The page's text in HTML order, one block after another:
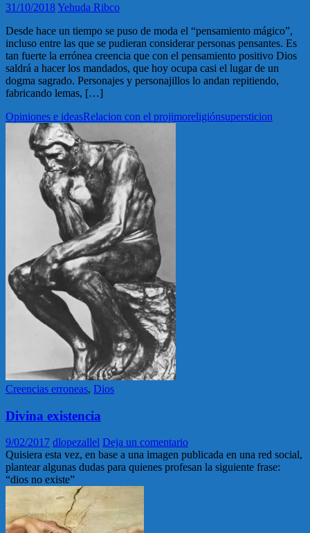
31/10/2018Yehuda Ribco
Desde hace un tiempo se puso de moda el “pensamiento mágico”,
incluso entre las que se pudieran considerar personas pensantes. Es
tan fuerte la errónea creencia que con el pensamiento positivo Dios
saldrá a hacer los mandados, que hoy ocupa casi el lugar de un
dogma sagrado. Personajes y personajillos lo andan repitiendo,
fabricando lemas, […]
Opiniones e ideasRelacion con el projimoreligiónsupersticion
Creencias erroneas, Dios
Divina existencia
9/02/2017 dlopezallel Deja un comentario
Quisiera esta vez, en base a una imagen publicada en una red social,
plantear algunas dudas para quienes profesan la siguiente frase:
“dios no existe”